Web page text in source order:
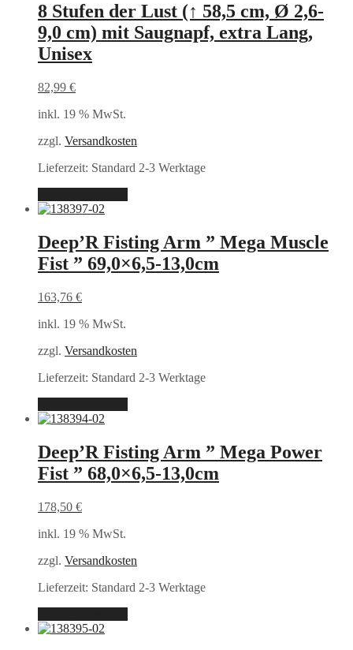
8 Stufen der Lust (↑ 58,5 cm, Ø 2,6-
9,0 cm) mit Saugnapf, extra Lang,
Unisex
82,99 €
inkl. 19 % MwSt.
zzgl. Versandkosten
Lieferzeit: Standard 2-3 Werktage
Deep’R Fisting Arm ” Mega Muscle
Fist ” 69,0×6,5-13,0cm
163,76 €
inkl. 19 % MwSt.
zzgl. Versandkosten
Lieferzeit: Standard 2-3 Werktage
Deep’R Fisting Arm ” Mega Power
Fist ” 68,0×6,5-13,0cm
178,50 €
inkl. 19 % MwSt.
zzgl. Versandkosten
Lieferzeit: Standard 2-3 Werktage